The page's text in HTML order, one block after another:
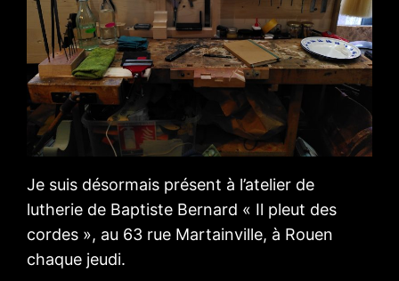
Je suis désormais présent à l’atelier de
lutherie de Baptiste Bernard « Il pleut des
cordes », au 63 rue Martainville, à Rouen
chaque jeudi.